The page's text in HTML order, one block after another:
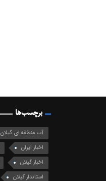
برچسب‌ها
آب منطقه ای گیلان
اخبار ایران
اخبار گیلان
استاندار گیلان